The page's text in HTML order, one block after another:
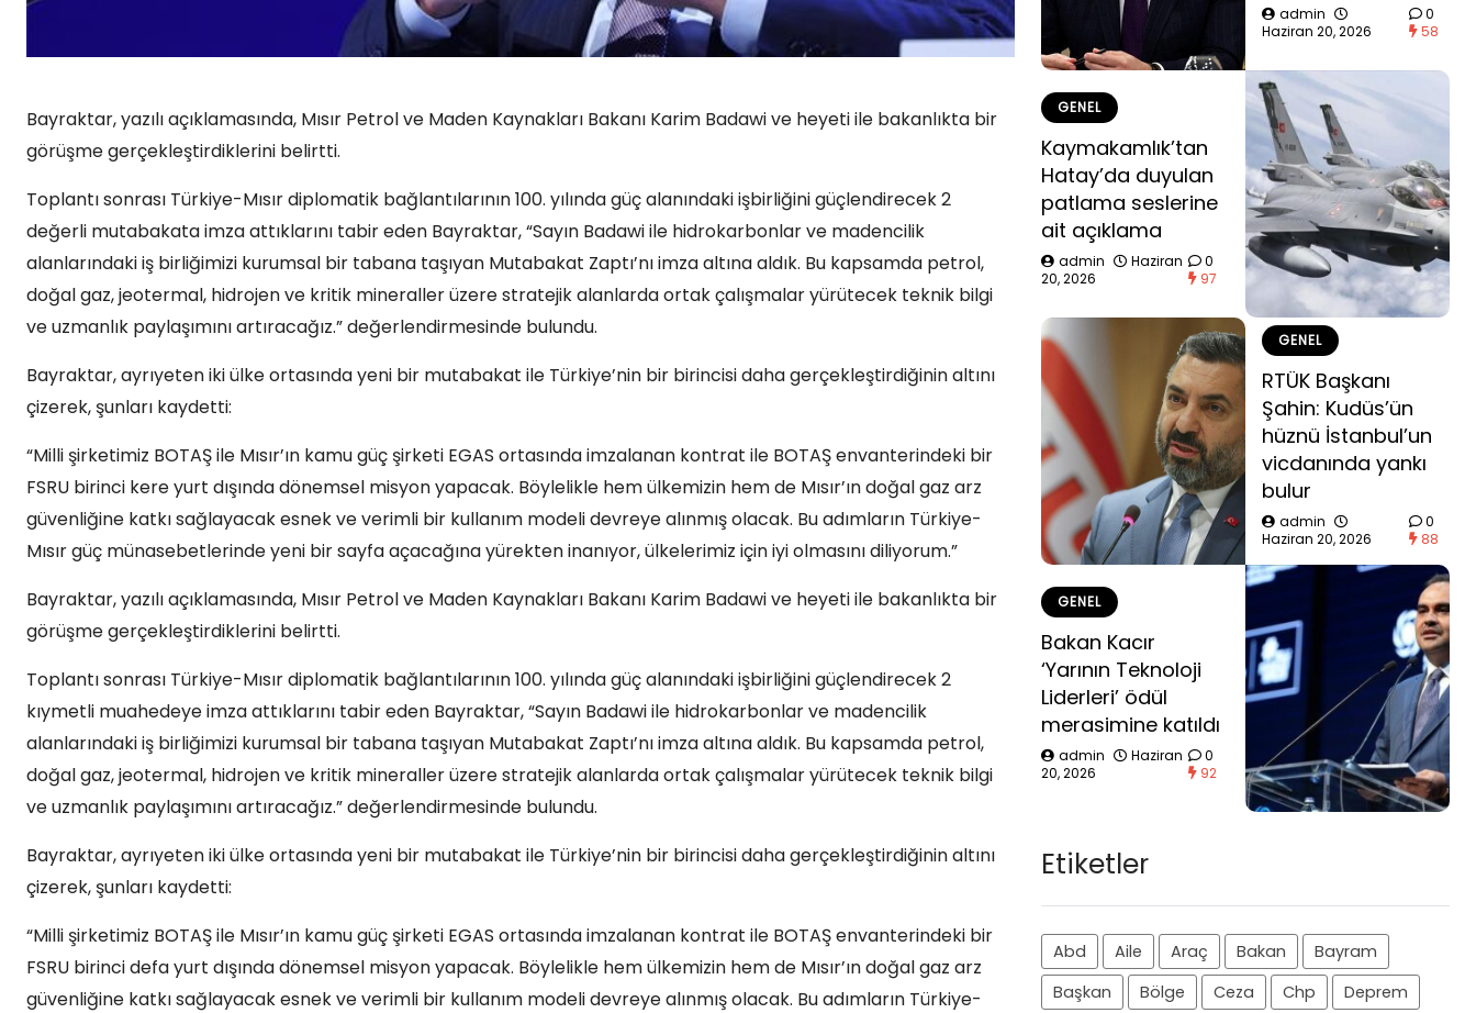
Bayraktar, yazılı açıklamasında, Mısır Petrol ve Maden Kaynakları Bakanı Karim Badawi ve heyeti ile bakanlıkta bir
görüşme gerçekleştirdiklerini belirtti.
Toplantı sonrası Türkiye-Mısır diplomatik bağlantılarının 100. yılında güç alanındaki işbirliğini güçlendirecek 2
değerli mutabakata imza attıklarını tabir eden Bayraktar, “Sayın Badawi ile hidrokarbonlar ve madencilik
alanlarındaki iş birliğimizi kurumsal bir tabana taşıyan Mutabakat Zaptı’nı imza altına aldık. Bu kapsamda petrol,
doğal gaz, jeotermal, hidrojen ve kritik mineraller üzere stratejik alanlarda ortak çalışmalar yürütecek teknik bilgi
ve uzmanlık paylaşımını artıracağız.” değerlendirmesinde bulundu.
Bayraktar, ayrıyeten iki ülke ortasında yeni bir mutabakat ile Türkiye’nin bir birincisi daha gerçekleştirdiğinin altını
çizerek, şunları kaydetti:
“Milli şirketimiz BOTAŞ ile Mısır’ın kamu güç şirketi EGAS ortasında imzalanan kontrat ile BOTAŞ envanterindeki bir
FSRU birinci kere yurt dışında dönemsel misyon yapacak. Böylelikle hem ülkemizin hem de Mısır’ın doğal gaz arz
güvenliğine katkı sağlayacak esnek ve verimli bir kullanım modeli devreye alınmış olacak. Bu adımların Türkiye-
Mısır güç münasebetlerinde yeni bir sayfa açacağına yürekten inanıyor, ülkelerimiz için iyi olmasını diliyorum.”
Bayraktar, yazılı açıklamasında, Mısır Petrol ve Maden Kaynakları Bakanı Karim Badawi ve heyeti ile bakanlıkta bir
görüşme gerçekleştirdiklerini belirtti.
Toplantı sonrası Türkiye-Mısır diplomatik bağlantılarının 100. yılında güç alanındaki işbirliğini güçlendirecek 2
kıymetli muahedeye imza attıklarını tabir eden Bayraktar, “Sayın Badawi ile hidrokarbonlar ve madencilik
alanlarındaki iş birliğimizi kurumsal bir tabana taşıyan Mutabakat Zaptı’nı imza altına aldık. Bu kapsamda petrol,
doğal gaz, jeotermal, hidrojen ve kritik mineraller üzere stratejik alanlarda ortak çalışmalar yürütecek teknik bilgi
ve uzmanlık paylaşımını artıracağız.” değerlendirmesinde bulundu.
Bayraktar, ayrıyeten iki ülke ortasında yeni bir mutabakat ile Türkiye’nin bir birincisi daha gerçekleştirdiğinin altını
çizerek, şunları kaydetti:
“Milli şirketimiz BOTAŞ ile Mısır’ın kamu güç şirketi EGAS ortasında imzalanan kontrat ile BOTAŞ envanterindeki bir
FSRU birinci defa yurt dışında dönemsel misyon yapacak. Böylelikle hem ülkemizin hem de Mısır’ın doğal gaz arz
güvenliğine katkı sağlayacak esnek ve verimli bir kullanım modeli devreye alınmış olacak. Bu adımların Türkiye-
admin
Haziran 20, 2026
0
58
GENEL
Kaymakamlık’tan
Hatay’da duyulan
patlama seslerine
ait açıklama
admin
Haziran
20, 2026
0
97
GENEL
RTÜK Başkanı
Şahin: Kudüs’ün
hüznü İstanbul’un
vicdanında yankı
bulur
admin
Haziran 20, 2026
0
88
GENEL
Bakan Kacır
‘Yarının Teknoloji
Liderleri’ ödül
merasimine katıldı
admin
Haziran
20, 2026
0
92
Etiketler
Abd Aile Araç Bakan
Bayram
Başkan
Bölge Ceza Chp
Deprem